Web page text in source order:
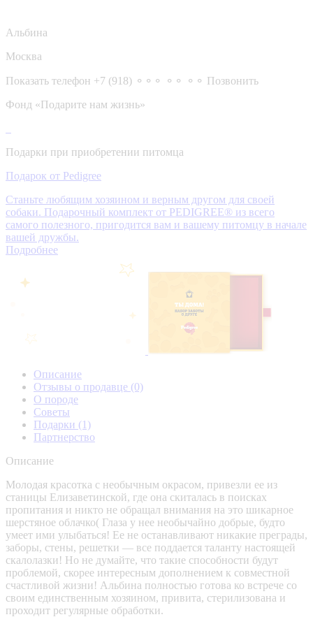
Альбина
Москва
Показать телефон +7 (918) ⚬⚬⚬ ⚬⚬ ⚬⚬ Позвонить
Фонд «Подарите нам жизнь»
Подарки при приобретении питомца
Подарок от Pedigree
Станьте любящим хозяином и верным другом для своей
собаки. Подарочный комплект от PEDIGREE® из всего
самого полезного, пригодится вам и вашему питомцу в начале
вашей дружбы.
Подробнее
Описание
Отзывы о продавце (0)
О породе
Советы
Подарки (1)
Партнерство
Описание
Молодая красотка с необычным окрасом, привезли ее из
станицы Елизаветинской, где она скиталась в поисках
пропитания и никто не обращал внимания на это шикарное
шерстяное облачко( Глаза у нее необычайно добрые, будто
умеет ими улыбаться! Ее не останавливают никакие преграды,
заборы, стены, решетки — все поддается таланту настоящей
скалолазки! Но не думайте, что такие способности будут
проблемой, скорее интересным дополнением к совместной
счастливой жизни! Альбина полностью готова ко встрече со
своим единственным хозяином, привита, стерилизована и
проходит регулярные обработки.